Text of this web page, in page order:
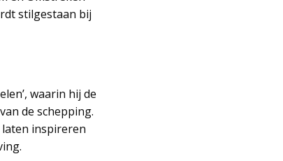
stilgestaan bij
waarin hij de
de schepping.
inspireren